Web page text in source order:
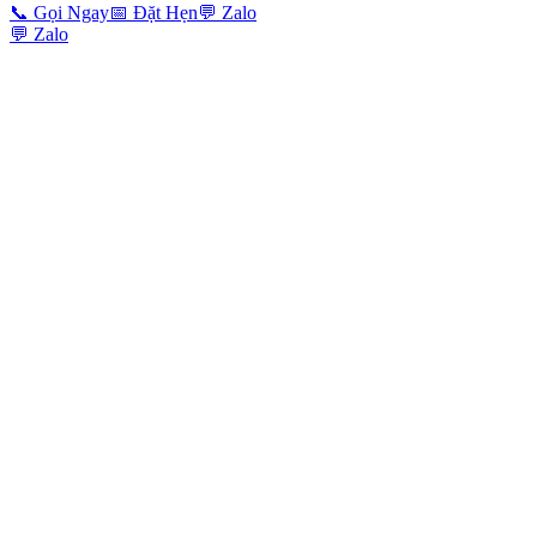
📞 Gọi Ngay📅 Đặt Hẹn💬 Zalo
💬 Zalo